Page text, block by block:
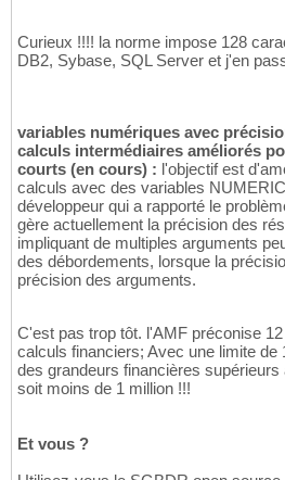
Curieux !!!! la norme impose 128
DB2, Sybase, SQL Server et j'en
variables numériques avec
calculs intermédiaires améliorés
courts (en cours) : l'objectif est
calculs avec des variables
développeur qui a rapporté le
gère actuellement la précision des
impliquant de multiples arguments
des débordements, lorsque la
précision des arguments.
C'est pas trop tôt. l'AMF préconise
calculs financiers; Avec une limite de
des grandeurs financières supérieurs
soit moins de 1 million !!!
Et vous ?